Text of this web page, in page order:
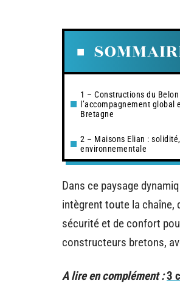
1 – Constructions du
l’accompagnement
Bretagne
2 – Maisons Elian :
environnementale
Dans ce paysage
intègrent toute la chaîne,
sécurité et de confort
constructeurs bretons,
A lire en complément :3